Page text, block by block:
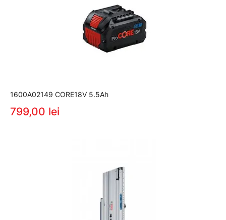
1600A02149 CORE18V 5.5Ah
799,00 lei